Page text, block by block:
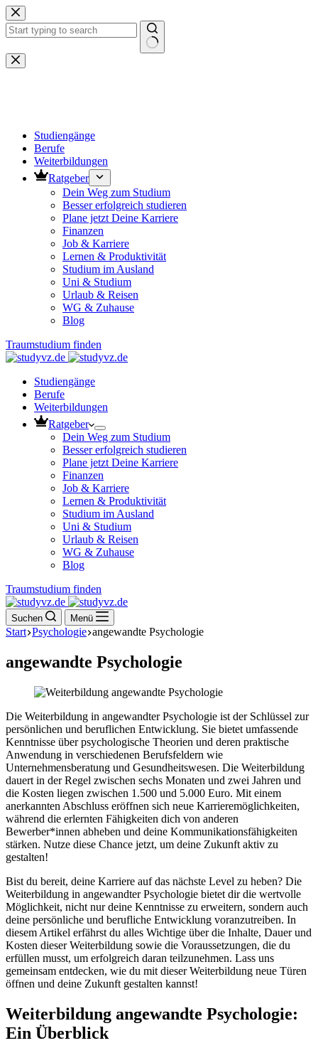
Zum
Inhalt
springen
Keine
Ergebnisse
Studiengänge
Berufe
Weiterbildungen
Ratgeber
Dein Weg zum Studium
Besser erfolgreich studieren
Plane jetzt Deine Karriere
Finanzen
Job & Karriere
Lernen & Produktivität
Studium im Ausland
Uni & Studium
Urlaub & Reisen
WG & Zuhause
Blog
Traumstudium finden
Studiengänge
Berufe
Weiterbildungen
Ratgeber
Dein Weg zum Studium
Besser erfolgreich studieren
Plane jetzt Deine Karriere
Finanzen
Job & Karriere
Lernen & Produktivität
Studium im Ausland
Uni & Studium
Urlaub & Reisen
WG & Zuhause
Blog
Traumstudium finden
Suchen Menü
Start Psychologie angewandte Psychologie
angewandte Psychologie
Die Weiterbildung in angewandter Psychologie ist der Schlüssel zur
persönlichen und beruflichen Entwicklung. Sie bietet umfassende
Kenntnisse über psychologische Theorien und deren praktische
Anwendung in verschiedenen Berufsfeldern wie
Unternehmensberatung und Gesundheitswesen. Die Weiterbildung
dauert in der Regel zwischen sechs Monaten und zwei Jahren und
die Kosten liegen zwischen 1.500 und 5.000 Euro. Mit einem
anerkannten Abschluss eröffnen sich neue Karrieremöglichkeiten,
während die erlernten Fähigkeiten dich von anderen
Bewerber*innen abheben und deine Kommunikationsfähigkeiten
stärken. Nutze diese Chance jetzt, um deine Zukunft aktiv zu
gestalten!
Bist du bereit, deine Karriere auf das nächste Level zu heben? Die
Weiterbildung in angewandter Psychologie bietet dir die wertvolle
Möglichkeit, nicht nur deine Kenntnisse zu erweitern, sondern auch
deine persönliche und berufliche Entwicklung voranzutreiben. In
diesem Artikel erfährst du alles Wichtige über die Inhalte, Dauer und
Kosten dieser Weiterbildung sowie die Voraussetzungen, die du
erfüllen musst, um erfolgreich daran teilzunehmen. Lass uns
gemeinsam entdecken, wie du mit dieser Weiterbildung neue Türen
öffnen und deine Zukunft gestalten kannst!
Weiterbildung angewandte Psychologie:
Ein Überblick